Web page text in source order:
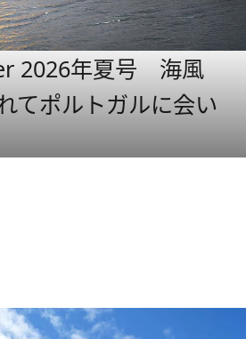
2026年夏号 海風
てポルトガルに会い